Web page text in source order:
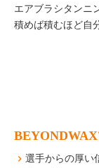
エアブラシタンニ
積めば積むほど自
選手からの厚い